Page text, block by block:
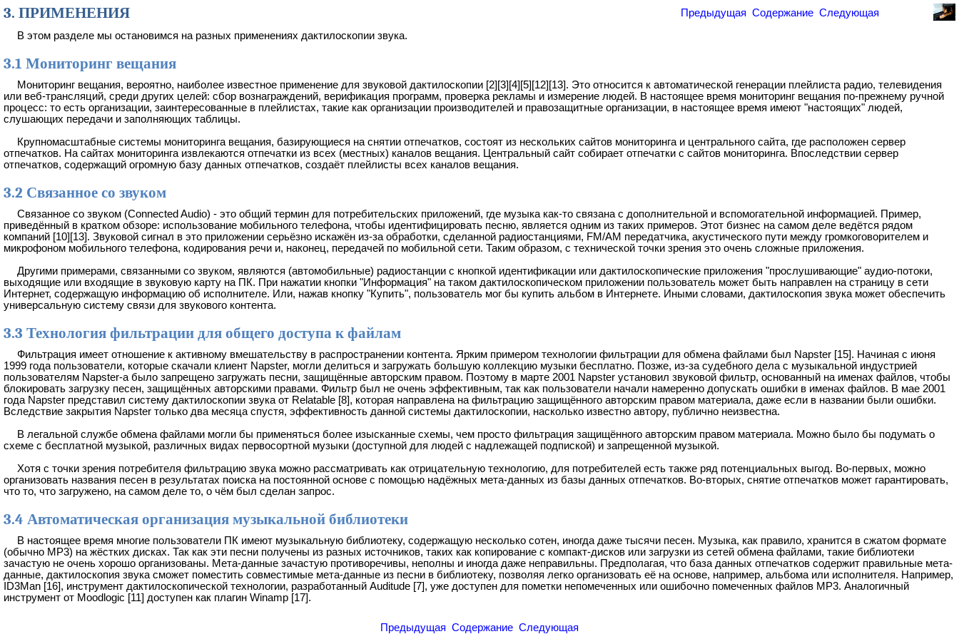
3. ПРИМЕНЕНИЯ Предыдущая Содержание Следующая
В этом разделе мы остановимся на разных применениях дактилоскопии звука.
3.1 Мониторинг вещания
Мониторинг вещания, вероятно, наиболее известное применение для звуковой дактилоскопии [2][3][4][5][12][13]. Это относится к автоматической генерации плейлиста радио, телевидения
или веб-трансляций, среди других целей: сбор вознаграждений, верификация программ, проверка рекламы и измерение людей. В настоящее время мониторинг вещания по-прежнему ручной
процесс: то есть организации, заинтересованные в плейлистах, такие как организации производителей и правозащитные организации, в настоящее время имеют "настоящих" людей,
слушающих передачи и заполняющих таблицы.
Крупномасштабные системы мониторинга вещания, базирующиеся на снятии отпечатков, состоят из нескольких сайтов мониторинга и центрального сайта, где расположен сервер
отпечатков. На сайтах мониторинга извлекаются отпечатки из всех (местных) каналов вещания. Центральный сайт собирает отпечатки с сайтов мониторинга. Впоследствии сервер
отпечатков, содержащий огромную базу данных отпечатков, создаёт плейлисты всех каналов вещания.
3.2 Связанное со звуком
Связанное со звуком (Connected Audio) - это общий термин для потребительских приложений, где музыка как-то связана с дополнительной и вспомогательной информацией. Пример,
приведённый в кратком обзоре: использование мобильного телефона, чтобы идентифицировать песню, является одним из таких примеров. Этот бизнес на самом деле ведётся рядом
компаний [10][13]. Звуковой сигнал в это приложении серьёзно искажён из-за обработки, сделанной радиостанциями, FM/AM передатчика, акустического пути между громкоговорителем и
микрофоном мобильного телефона, кодирования речи и, наконец, передачей по мобильной сети. Таким образом, с технической точки зрения это очень сложные приложения.
Другими примерами, связанными со звуком, являются (автомобильные) радиостанции с кнопкой идентификации или дактилоскопические приложения "прослушивающие" аудио-потоки,
выходящие или входящие в звуковую карту на ПК. При нажатии кнопки "Информация" на таком дактилоскопическом приложении пользователь может быть направлен на страницу в сети
Интернет, содержащую информацию об исполнителе. Или, нажав кнопку "Купить", пользователь мог бы купить альбом в Интернете. Иными словами, дактилоскопия звука может обеспечить
универсальную систему связи для звукового контента.
3.3 Технология фильтрации для общего доступа к файлам
Фильтрация имеет отношение к активному вмешательству в распространении контента. Ярким примером технологии фильтрации для обмена файлами был Napster [15]. Начиная с июня
1999 года пользователи, которые скачали клиент Napster, могли делиться и загружать большую коллекцию музыки бесплатно. Позже, из-за судебного дела с музыкальной индустрией
пользователям Napster-а было запрещено загружать песни, защищённые авторским правом. Поэтому в марте 2001 Napster установил звуковой фильтр, основанный на именах файлов, чтобы
блокировать загрузку песен, защищённых авторскими правами. Фильтр был не очень эффективным, так как пользователи начали намеренно допускать ошибки в именах файлов. В мае 2001
года Napster представил систему дактилоскопии звука от Relatable [8], которая направлена на фильтрацию защищённого авторским правом материала, даже если в названии были ошибки.
Вследствие закрытия Napster только два месяца спустя, эффективность данной системы дактилоскопии, насколько известно автору, публично неизвестна.
В легальной службе обмена файлами могли бы применяться более изысканные схемы, чем просто фильтрация защищённого авторским правом материала. Можно было бы подумать о
схеме с бесплатной музыкой, различных видах первосортной музыки (доступной для людей с надлежащей подпиской) и запрещенной музыкой.
Хотя с точки зрения потребителя фильтрацию звука можно рассматривать как отрицательную технологию, для потребителей есть также ряд потенциальных выгод. Во-первых, можно
организовать названия песен в результатах поиска на постоянной основе с помощью надёжных мета-данных из базы данных отпечатков. Во-вторых, снятие отпечатков может гарантировать,
что то, что загружено, на самом деле то, о чём был сделан запрос.
3.4 Автоматическая организация музыкальной библиотеки
В настоящее время многие пользователи ПК имеют музыкальную библиотеку, содержащую несколько сотен, иногда даже тысячи песен. Музыка, как правило, хранится в сжатом формате
(обычно MP3) на жёстких дисках. Так как эти песни получены из разных источников, таких как копирование с компакт-дисков или загрузки из сетей обмена файлами, такие библиотеки
зачастую не очень хорошо организованы. Мета-данные зачастую противоречивы, неполны и иногда даже неправильны. Предполагая, что база данных отпечатков содержит правильные мета-
данные, дактилоскопия звука сможет поместить совместимые мета-данные из песни в библиотеку, позволяя легко организовать её на основе, например, альбома или исполнителя. Например,
ID3Man [16], инструмент дактилоскопической технологии, разработанный Auditude [7], уже доступен для пометки непомеченных или ошибочно помеченных файлов MP3. Аналогичный
инструмент от Moodlogic [11] доступен как плагин Winamp [17].
Предыдущая Содержание Следующая